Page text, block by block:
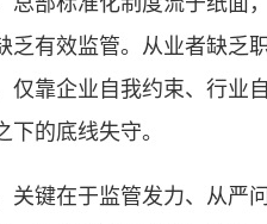
乏有效监管。从业者缺乏
仅靠企业自我约束、行业
的底线失守。
键在于监管发力、从严